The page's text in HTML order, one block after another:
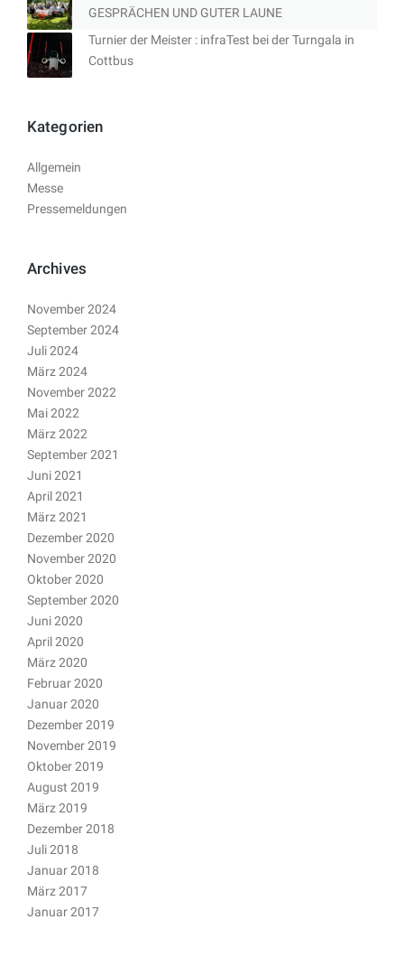
GESPRÄCHEN UND GUTER LAUNE
Turnier der Meister : infraTest bei der Turngala in
Cottbus
Kategorien
Allgemein
Messe
Pressemeldungen
Archives
November 2024
September 2024
Juli 2024
März 2024
November 2022
Mai 2022
März 2022
September 2021
Juni 2021
April 2021
März 2021
Dezember 2020
November 2020
Oktober 2020
September 2020
Juni 2020
April 2020
März 2020
Februar 2020
Januar 2020
Dezember 2019
November 2019
Oktober 2019
August 2019
März 2019
Dezember 2018
Juli 2018
Januar 2018
März 2017
Januar 2017